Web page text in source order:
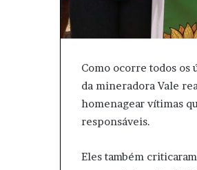
Como ocorre todos
da mineradora Vale
homenagear vítimas
responsáveis.
Eles também